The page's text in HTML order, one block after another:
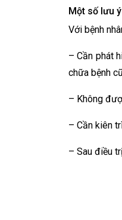
Một số lưu
Với bệnh
– Cần phát
chữa bệnh
– Không
– Cần kiên
– Sau điều